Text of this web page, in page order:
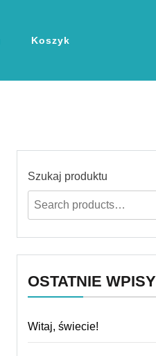
Koszyk
Szukaj produktu
OSTATNIE WPISY
Witaj, świecie!